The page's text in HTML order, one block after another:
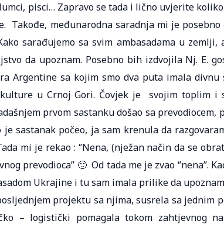
pisci… Zapravo se tada i lično uvjerite
Takođe, međunarodna saradnja mi je
sarađujemo sa svim ambasadama u
da upoznam. Posebno bih izdvojila Nj. E.
Argentine sa kojim smo dva puta imala
u Crnoj Gori. Čovjek je svojim toplim i
prvom sastanku došao sa
je sastanak počeo, ja sam krenula da
mi je rekao : ‘’Nena, (nježan način da se
prevodioca’’ 🙂 Od tada me je zvao ‘’nena’’.
Ukrajine i tu sam imala prilike da
projektu sa njima, susrela sa jednim
– logistički pomagala tokom zahtjevnog